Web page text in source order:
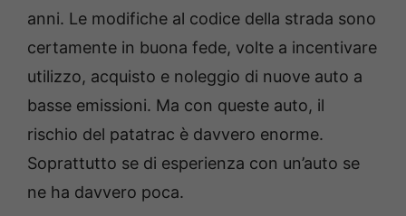
anni. Le modifiche al codice della strada sono
certamente in buona fede, volte a incentivare
utilizzo, acquisto e noleggio di nuove auto a
basse emissioni. Ma con queste auto, il
rischio del patatrac è davvero enorme.
Soprattutto se di esperienza con un’auto se
ne ha davvero poca.